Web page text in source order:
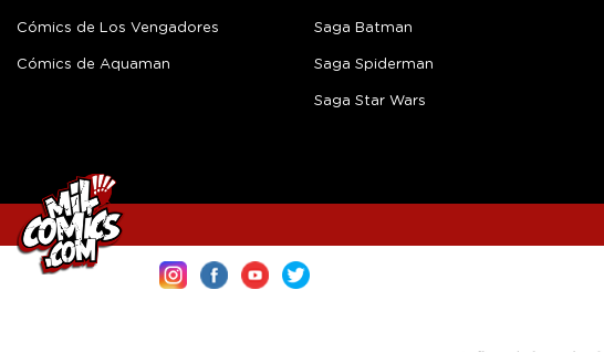
Cómics de Los Vengadores
Cómics de Aquaman
Saga Batman
Saga Spiderman
Saga Star Wars